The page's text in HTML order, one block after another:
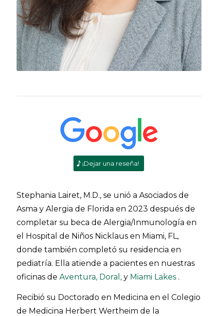
¡Dejar una reseña!
Stephania Lairet, M.D., se unió a Asociados de
Asma y Alergia de Florida en 2023 después de
completar su beca de Alergia/Inmunología en
el Hospital de Niños Nicklaus en Miami, FL,
donde también completó su residencia en
pediatría. Ella atiende a pacientes en nuestras
oficinas de Aventura, Doral,y Miami Lakes.
Recibió su Doctorado en Medicina en el Colegio
de Medicina Herbert Wertheim de la